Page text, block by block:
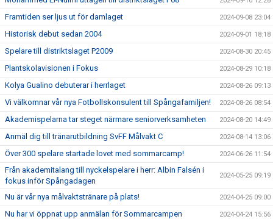
Framtiden ser ljus ut för damlaget 2024-09-08 23:04
Historisk debut sedan 2004 2024-09-01 18:18
Spelare till distriktslaget P2009 2024-08-30 20:45
Plantskolavisionen i Fokus 2024-08-29 10:18
Kolya Gualino debuterar i herrlaget 2024-08-26 09:13
Vi välkomnar vår nya Fotbollskonsulent till Spångafamiljen! 2024-08-26 08:54
Akademispelarna tar steget närmare seniorverksamheten 2024-08-20 14:49
Anmäl dig till tränarutbildning SvFF Målvakt C 2024-08-14 13:06
Över 300 spelare startade lovet med sommarcamp! 2024-06-26 11:54
Från akademitalang till nyckelspelare i herr: Albin Falsén i
fokus inför Spångadagen
2024-05-25 09:19
Nu är vår nya målvaktstränare på plats! 2024-04-25 09:00
Nu har vi öppnat upp anmälan för Sommarcampen 2024-04-24 15:56